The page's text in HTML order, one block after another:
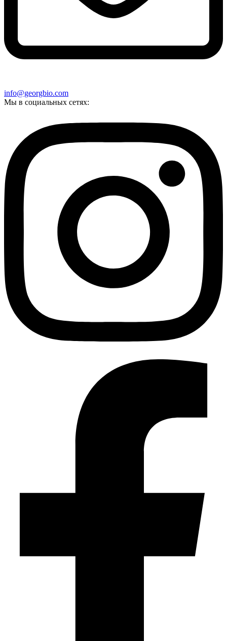
info@georgbio.com
Мы в социальных сетях: